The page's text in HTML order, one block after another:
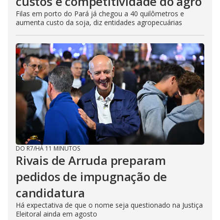
Filas em porto do Pará já chegou a 40 quilômetros e
aumenta custo da soja, diz entidades agropecuárias
DO R7/HÁ 11 MINUTOS
Rivais de Arruda preparam
pedidos de impugnação de
candidatura
Há expectativa de que o nome seja questionado na Justiça
Eleitoral ainda em agosto